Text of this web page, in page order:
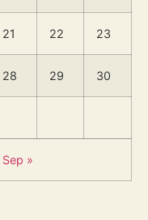
21 22 23
28 29 30
Sep »